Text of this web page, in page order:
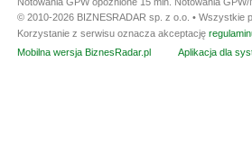
© 2010-2026 BIZNESRADAR sp. z o.o. • Wszystkie
Korzystanie z serwisu oznacza akceptację
Mobilna wersja BiznesRadar.pl
Aplikacja dla